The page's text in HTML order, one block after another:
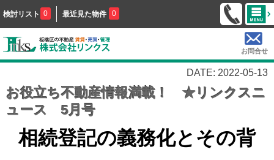
検討リスト 0 最近見た物件 0
お問合せ
DATE: 2022-05-13
お役立ち不動産情報満載！ ★リンクスニ
ュース 5月号
相続登記の義務化とその背